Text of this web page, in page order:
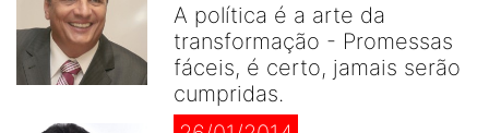
A política é a arte da
transformação - Promessas
fáceis, é certo, jamais serão
cumpridas.